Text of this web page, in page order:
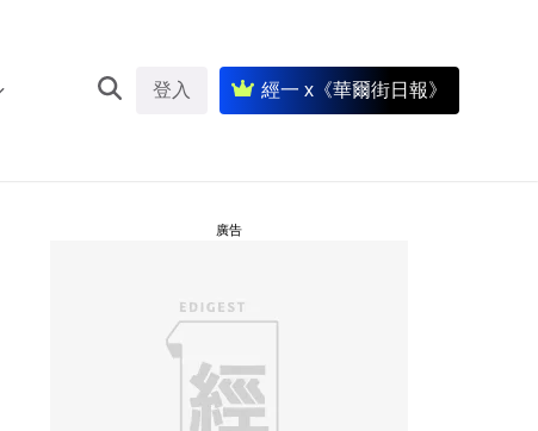
登入 經一 x《華爾街日報》
廣告